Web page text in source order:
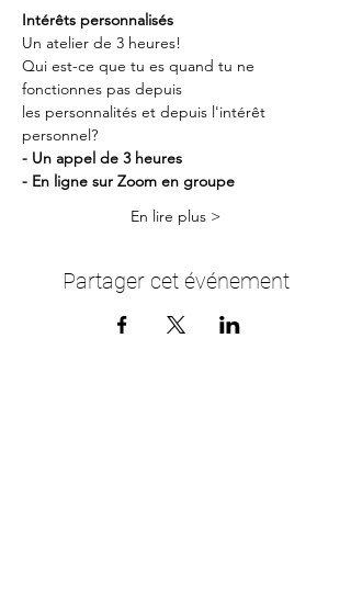
Intérêts personnalisés
Un atelier de 3 heures!
Qui est-ce que tu es quand tu ne
fonctionnes pas depuis
les personnalités et depuis l'intérêt
personnel?
- Un appel de 3 heures
- En ligne sur Zoom en groupe
En lire plus >
Partager cet événement